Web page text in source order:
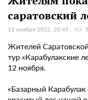
саратовский
11 ноября 2022, 20:45
Жителей
тур «Карабулакские
12 ноября.
«Базарный